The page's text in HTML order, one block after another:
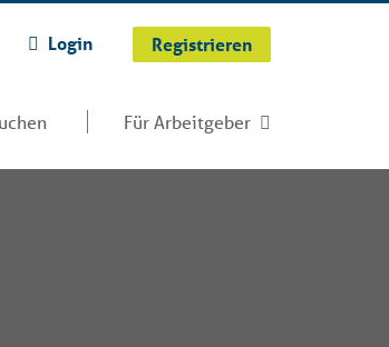
Login Registrieren
Für Arbeitgeber